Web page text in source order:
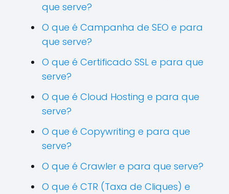
que serve?
O que é Campanha de SEO e para
que serve?
O que é Certificado SSL e para que
serve?
O que é Cloud Hosting e para que
serve?
O que é Copywriting e para que
serve?
O que é Crawler e para que serve?
O que é CTR (Taxa de Cliques) e